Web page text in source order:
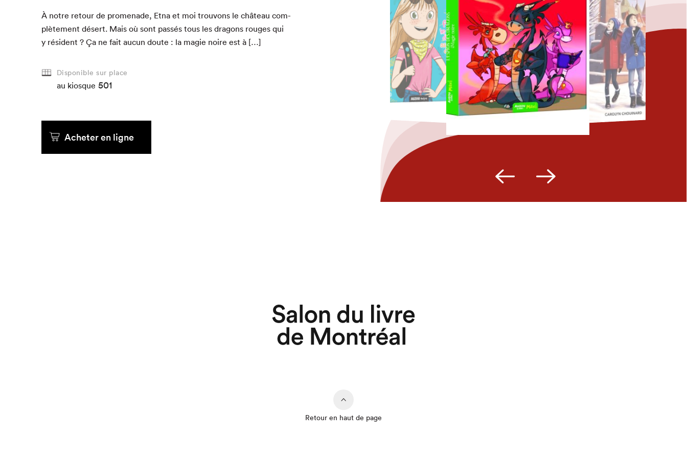
au kiosque
Acheter en ligne
au kiosque
Acheter
10
au kiosque
Acheter en ligne
À notre retour de prom­e­nade, Etna et moi trou­vons le château com­
plète­ment désert. Mais où sont passés tous les drag­ons rouges qui
y rési­dent ? Ça ne fait aucun doute : la magie noire est à […]
Disponible sur place
au kiosque 501
Acheter en ligne
au kiosque
Acheter
10
au kiosque
Acheter en ligne
au kiosque
Acheter en ligne
au kiosque
Acheter
10
au kiosque
Acheter en ligne
Retour en haut de page